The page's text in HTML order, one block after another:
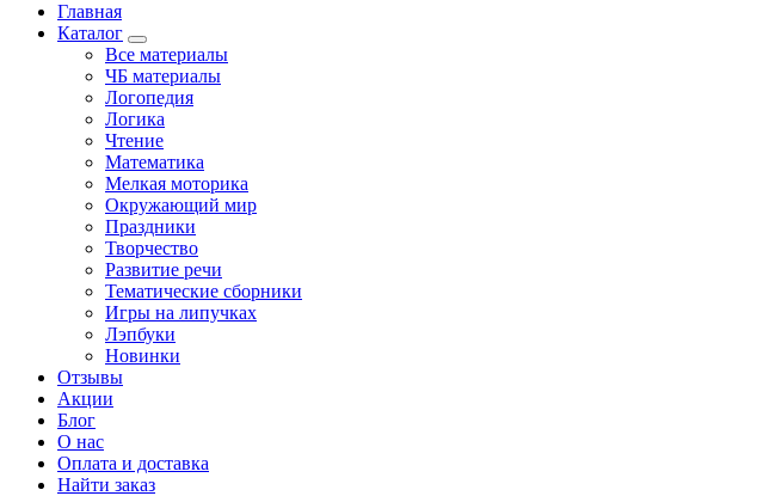
Главная
Каталог
Все материалы
ЧБ материалы
Логопедия
Логика
Чтение
Математика
Мелкая моторика
Окружающий мир
Праздники
Творчество
Развитие речи
Тематические сборники
Игры на липучках
Лэпбуки
Новинки
Отзывы
Акции
Блог
О нас
Оплата и доставка
Найти заказ